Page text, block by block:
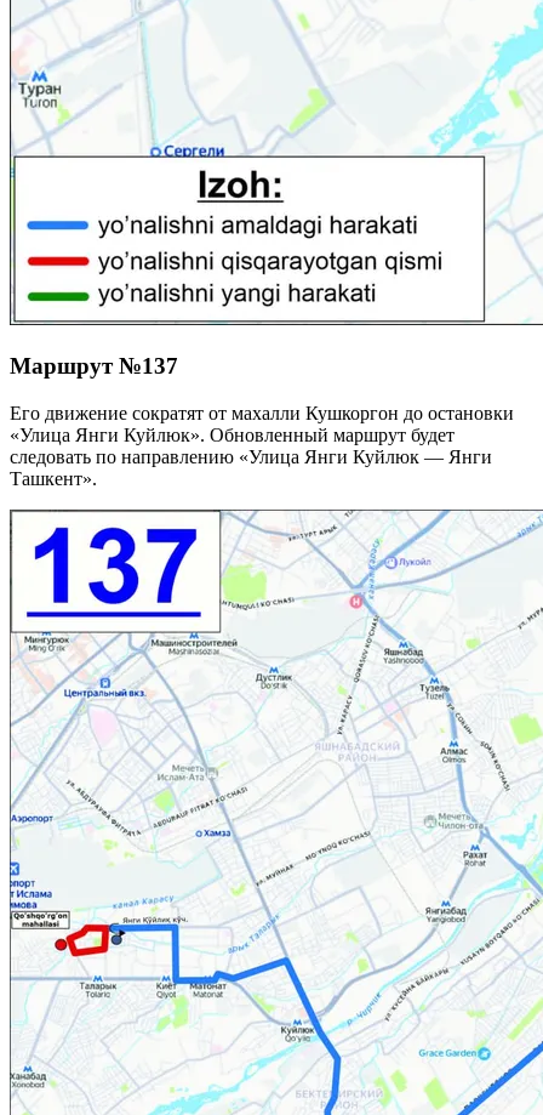
Маршрут №137
Его движение сократят от махалли Кушкоргон до остановки
«Улица Янги Куйлюк». Обновленный маршрут будет
следовать по направлению «Улица Янги Куйлюк — Янги
Ташкент».